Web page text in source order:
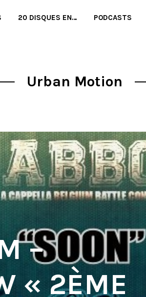
20 DISQUES EN… PODCASTS
Urban Motion
–
« 2ÈME